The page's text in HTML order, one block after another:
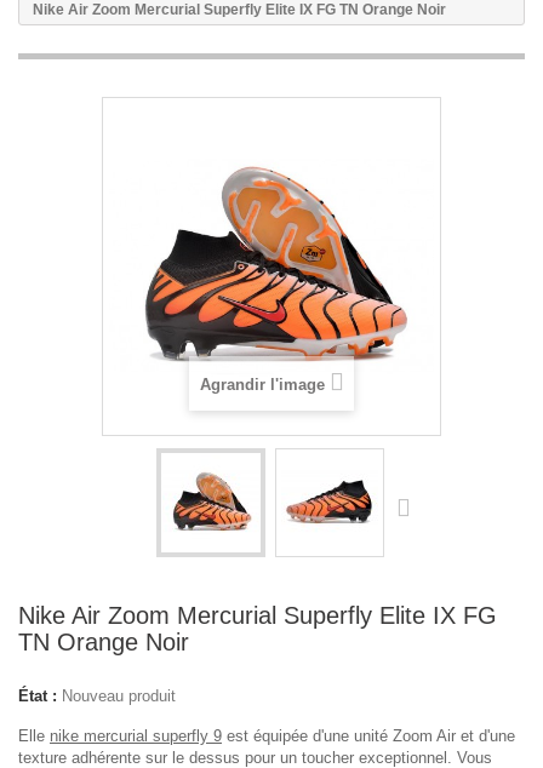
Nike Air Zoom Mercurial Superfly Elite IX FG TN Orange Noir
Agrandir l'image
Nike Air Zoom Mercurial Superfly Elite IX FG
TN Orange Noir
État : Nouveau produit
Elle nike mercurial superfly 9 est équipée d'une unité Zoom Air et d'une
texture adhérente sur le dessus pour un toucher exceptionnel. Vous